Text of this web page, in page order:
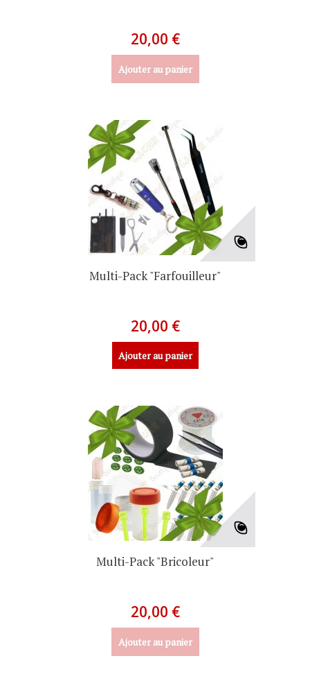
20,00 €
Ajouter au panier
Multi-Pack "Farfouilleur"
20,00 €
Ajouter au panier
Multi-Pack "Bricoleur"
20,00 €
Ajouter au panier